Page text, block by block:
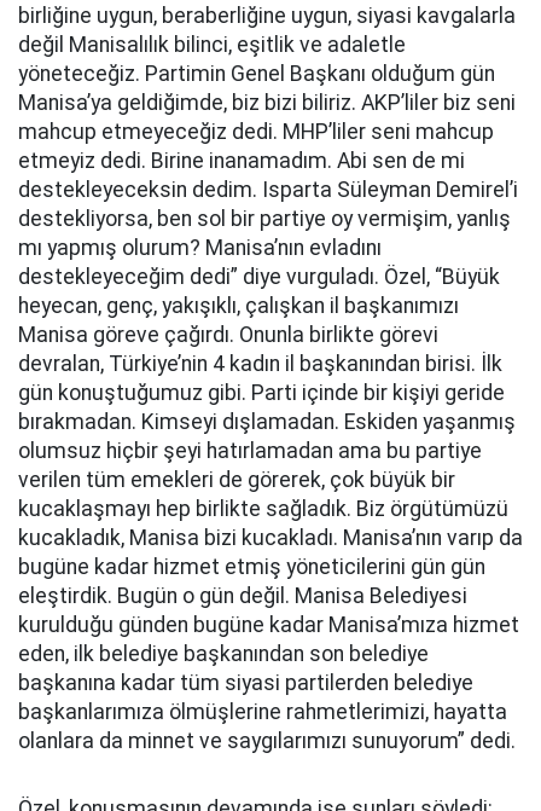
birliğine uygun, beraberliğine uygun, siyasi kavgalarla
değil Manisalılık bilinci, eşitlik ve adaletle
yöneteceğiz. Partimin Genel Başkanı olduğum gün
Manisa’ya geldiğimde, biz bizi biliriz. AKP’liler biz seni
mahcup etmeyeceğiz dedi. MHP’liler seni mahcup
etmeyiz dedi. Birine inanamadım. Abi sen de mi
destekleyeceksin dedim. Isparta Süleyman Demirel’i
destekliyorsa, ben sol bir partiye oy vermişim, yanlış
mı yapmış olurum? Manisa’nın evladını
destekleyeceğim dedi” diye vurguladı. Özel, “Büyük
heyecan, genç, yakışıklı, çalışkan il başkanımızı
Manisa göreve çağırdı. Onunla birlikte görevi
devralan, Türkiye’nin 4 kadın il başkanından birisi. İlk
gün konuştuğumuz gibi. Parti içinde bir kişiyi geride
bırakmadan. Kimseyi dışlamadan. Eskiden yaşanmış
olumsuz hiçbir şeyi hatırlamadan ama bu partiye
verilen tüm emekleri de görerek, çok büyük bir
kucaklaşmayı hep birlikte sağladık. Biz örgütümüzü
kucakladık, Manisa bizi kucakladı. Manisa’nın varıp da
bugüne kadar hizmet etmiş yöneticilerini gün gün
eleştirdik. Bugün o gün değil. Manisa Belediyesi
kurulduğu günden bugüne kadar Manisa’mıza hizmet
eden, ilk belediye başkanından son belediye
başkanına kadar tüm siyasi partilerden belediye
başkanlarımıza ölmüşlerine rahmetlerimizi, hayatta
olanlara da minnet ve saygılarımızı sunuyorum” dedi.